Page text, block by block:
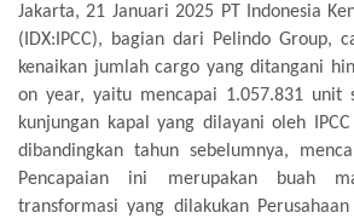
Jakarta, 21 Januari 2025 PT Indonesia
(IDX:IPCC), bagian dari Pelindo Group,
kenaikan jumlah cargo yang ditangani
on year, yaitu mencapai 1.057.831 unit
kunjungan kapal yang dilayani oleh
dibandingkan tahun sebelumnya,
Pencapaian ini merupakan buah
transformasi yang dilakukan